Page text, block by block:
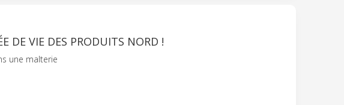
DE VIE DES PRODUITS NORD !
une malterie